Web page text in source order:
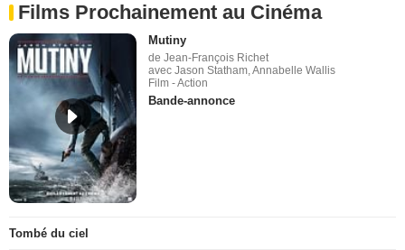
Films Prochainement au Cinéma
Mutiny
de Jean-François Richet
avec Jason Statham, Annabelle Wallis
Film - Action
Bande-annonce
Tombé du ciel